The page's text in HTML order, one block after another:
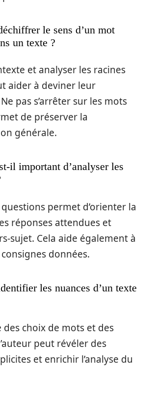
le sens d’un mot
un texte ?
et analyser les racines
aider à deviner leur
pas s’arrêter sur les mots
de préserver la
générale.
il important d’analyser les
questions permet d’orienter la
réponses attendues et
sujet. Cela aide également à
données.
les nuances d’un texte
choix de mots et des
peut révéler des
et enrichir l’analyse du